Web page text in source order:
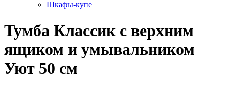
Шкафы-купе
Тумба Классик с верхним
ящиком и умывальником
Уют 50 см